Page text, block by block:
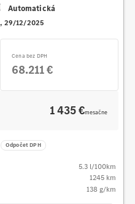
Automatická
29/12/2025
Cena bez DPH
68.211 €
1 435 €mesačne
Odpočet DPH
5.3 l/100km
1245 km
138 g/km